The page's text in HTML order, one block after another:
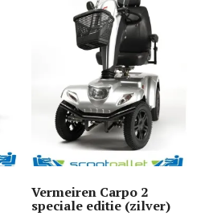
Vermeiren Carpo 2
speciale editie (zilver)